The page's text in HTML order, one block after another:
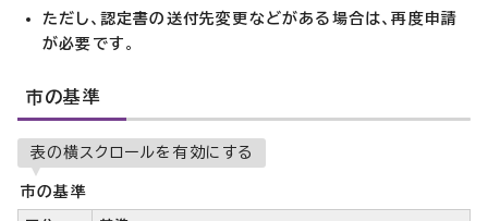
ただし、認定書の送付先変更などがある場合は、再度申請
が必要です 。
市の基準
表の横スクロールを有効にする
市の基準